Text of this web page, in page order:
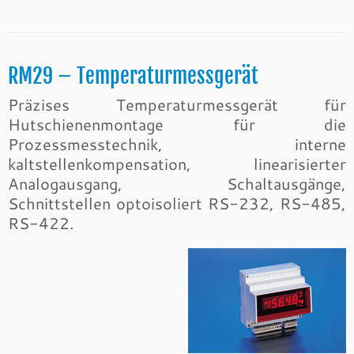
RM29 – Temperaturmessgerät
Präzises Temperaturmessgerät für
Hutschienenmontage für die
Prozessmesstechnik, interne
kaltstellenkompensation, linearisierter
Analogausgang, Schaltausgänge,
Schnittstellen optoisoliert RS-232, RS-485,
RS-422.